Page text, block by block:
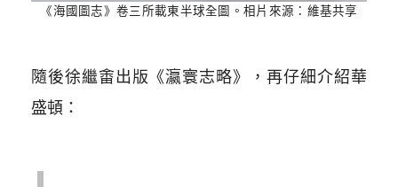
《海國圖志》卷三所載東半球全圖。相片來源：維基共享
隨後徐繼畬出版《瀛寰志略》，再仔細介紹華
盛頓：